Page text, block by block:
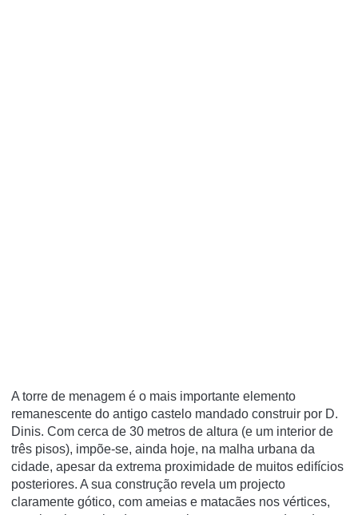
A torre de menagem é o mais importante elemento
remanescente do antigo castelo mandado construir por D.
Dinis. Com cerca de 30 metros de altura (e um interior de
três pisos), impõe-se, ainda hoje, na malha urbana da
cidade, apesar da extrema proximidade de muitos edifícios
posteriores. A sua construção revela um projecto
claramente gótico, com ameias e matacães nos vértices,